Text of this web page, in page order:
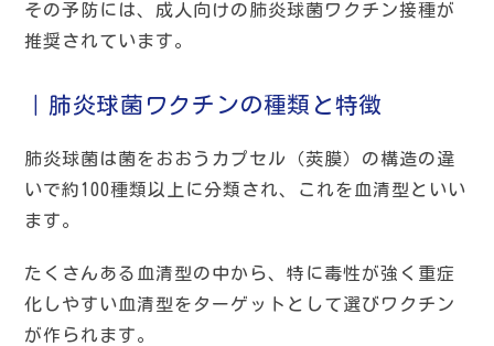
その予防には、成人向けの肺炎球菌ワクチン接種が
推奨されています。
｜肺炎球菌ワクチンの種類と特徴
肺炎球菌は菌をおおうカプセル（莢膜）の構造の違
いで約100種類以上に分類され、これを血清型といい
ます。
たくさんある血清型の中から、特に毒性が強く重症
化しやすい血清型をターゲットとして選びワクチン
が作られます。